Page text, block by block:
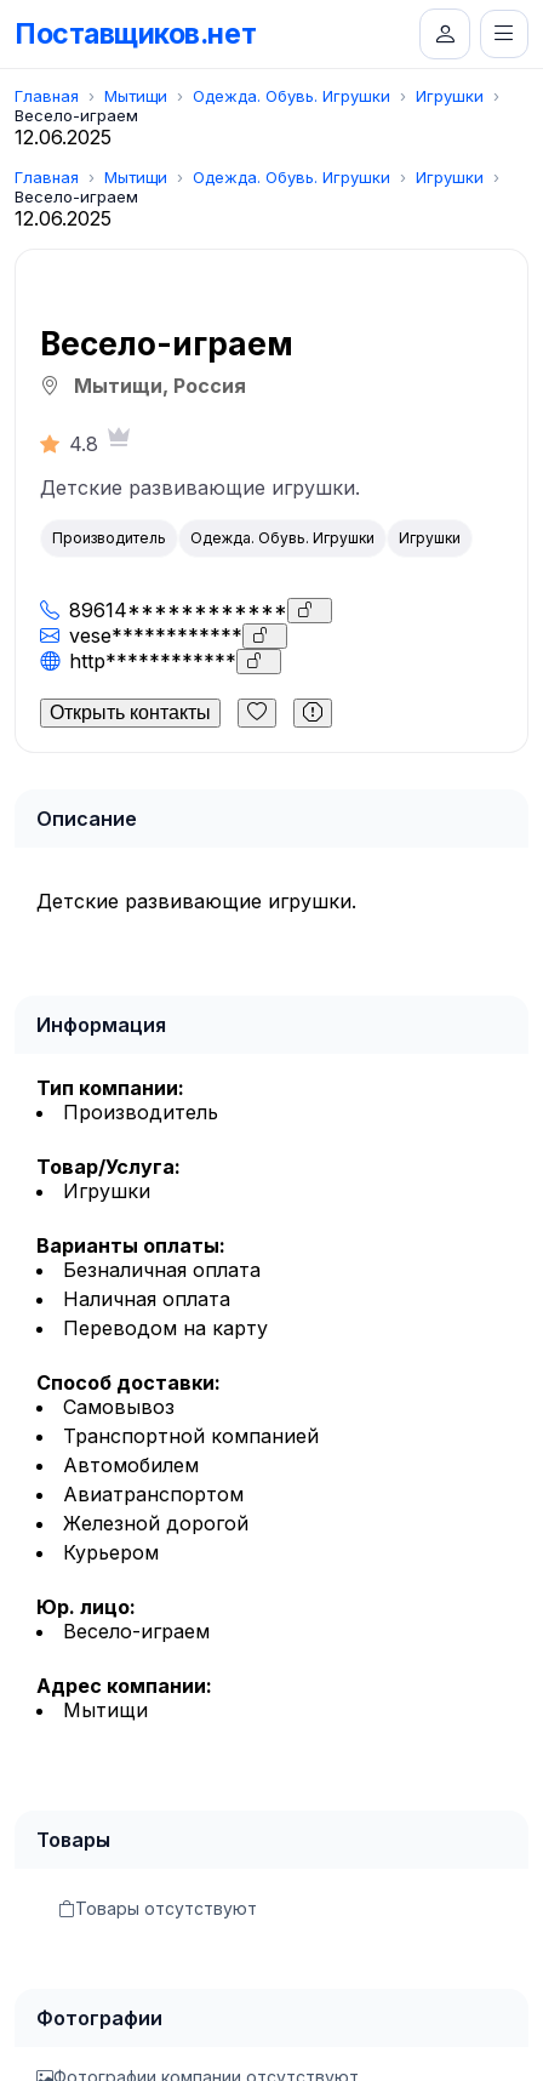
Поставщиков.нет
Главная Мытищи Одежда. Обувь. Игрушки
Игрушки
Весело-играем
12.06.2025
Главная Мытищи Одежда. Обувь. Игрушки
Игрушки
Весело-играем
12.06.2025
Весело-играем
Мытищи, Россия
4.8
Детские развивающие игрушки.
Производитель Одежда. Обувь. Игрушки Игрушки
89614************
vese************
http************
Открыть контакты
Описание
Детские развивающие игрушки.
Информация
Тип компании:
Производитель
Товар/Услуга:
Игрушки
Варианты оплаты:
Безналичная оплата
Наличная оплата
Переводом на карту
Способ доставки:
Самовывоз
Транспортной компанией
Автомобилем
Авиатранспортом
Железной дорогой
Курьером
Юр. лицо:
Весело-играем
Адрес компании:
Мытищи
Товары
Товары отсутствуют
Фотографии
Фотографии компании отсутствуют